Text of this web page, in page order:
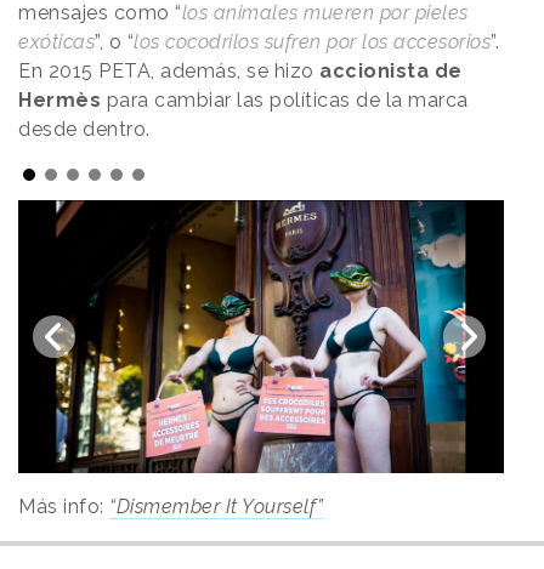
mensajes como “los animales mueren por pieles
exóticas”, o “los cocodrilos sufren por los accesorios”.
En 2015 PETA, además, se hizo accionista de
Hermès para cambiar las políticas de la marca
desde dentro.
Más info: “Dismember It Yourself”